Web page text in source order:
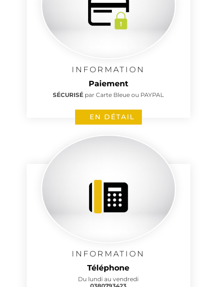
INFORMATION
Paiement
SÉCURISÉ par Carte Bleue ou PAYPAL
EN DÉTAIL
INFORMATION
Téléphone
Du lundi au vendredi